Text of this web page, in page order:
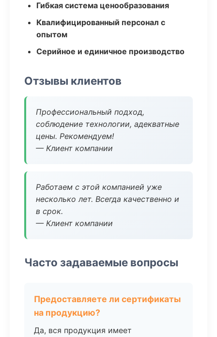
Гибкая система ценообразования
Квалифицированный персонал с
опытом
Серийное и единичное производство
Отзывы клиентов
Профессиональный подход,
соблюдение технологии, адекватные
цены. Рекомендуем!
— Клиент компании
Работаем с этой компанией уже
несколько лет. Всегда качественно и
в срок.
— Клиент компании
Часто задаваемые вопросы
Предоставляете ли сертификаты
на продукцию?
Да, вся продукция имеет